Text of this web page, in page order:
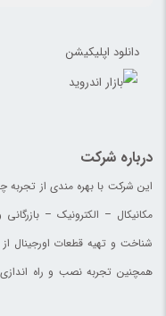
دانلود اپلیکیشن
درباره شرکت
این شرکت با بهره مندی از
مکانیکال – الکترونیک –
شناخت و تهیه قطعات اورجینال از
همچنین تجربه نصب و راه
چاپخانه های ایران ، افغانستان ،